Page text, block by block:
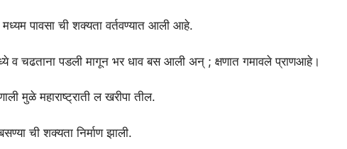
पावसा ची शक्यता वर्तवण्यात आली आहे.
व चढताना पडली मागून भर धाव बस आली अन् ; क्षणात गमावले प्राणआहे।
मुळे महाराष्ट्राती ल खरीपा तील.
ची शक्यता निर्माण झाली.